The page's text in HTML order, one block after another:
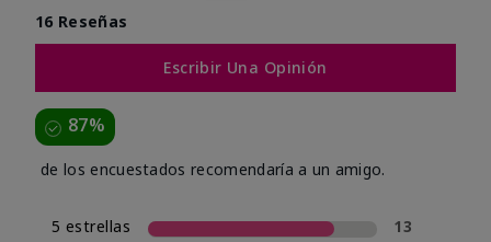
16 Reseñas
Escribir Una Opinión
87%
de los encuestados recomendaría a un amigo.
5 estrellas
13